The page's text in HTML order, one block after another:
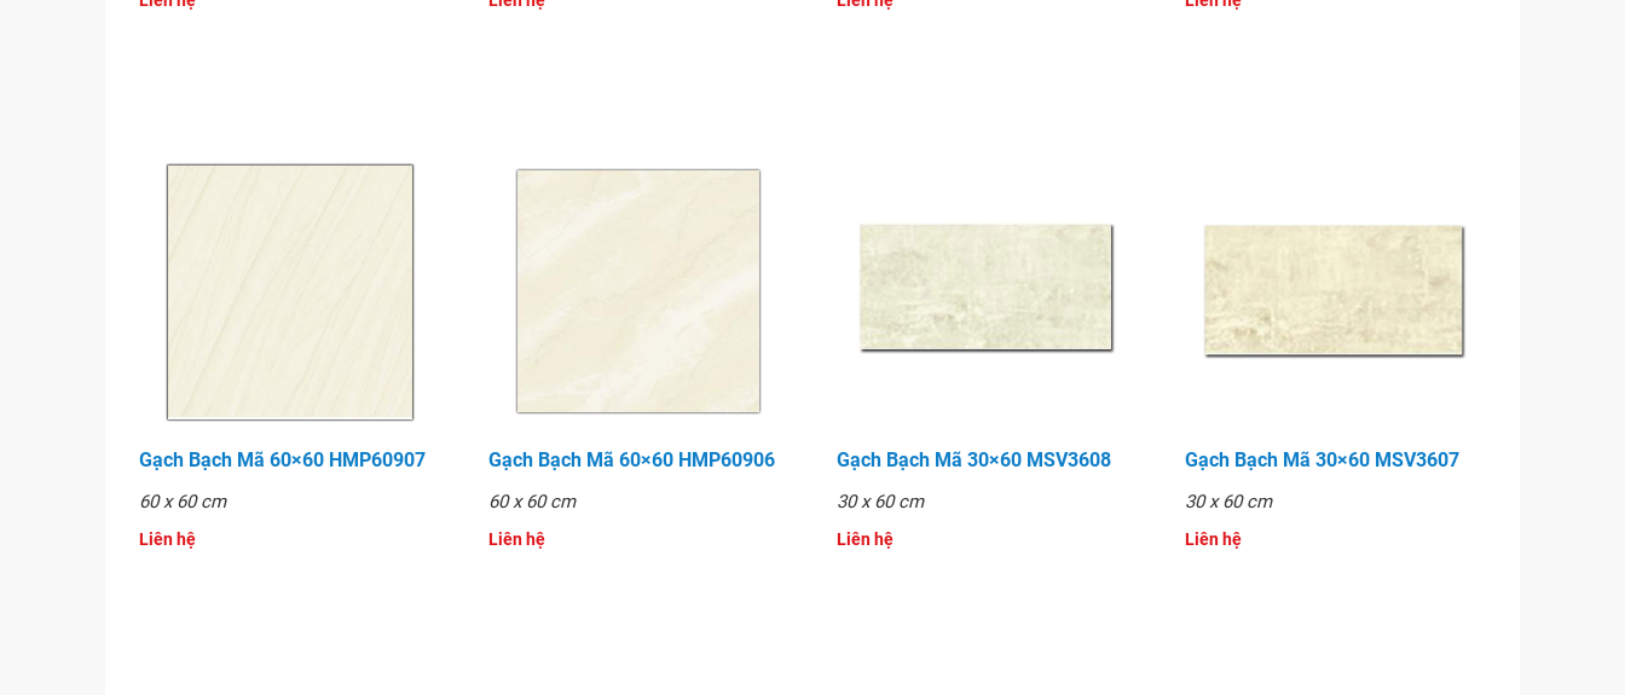
Gạch Bạch Mã 60×60 HMP60907
60 x 60 cm
Liên hệ
Gạch Bạch Mã 60×60 HMP60906
60 x 60 cm
Liên hệ
Gạch Bạch Mã 30×60 MSV3608
30 x 60 cm
Liên hệ
Gạch Bạch Mã 30×60 MSV3607
30 x 60 cm
Liên hệ